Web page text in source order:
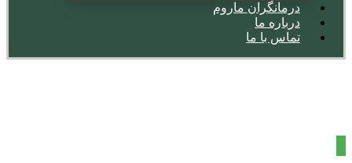
درمانگران ماروم
درباره ما
تماس با ما